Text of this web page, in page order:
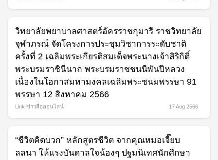
วิทยาลัยพยาบาลศาสตร์อัครราชกุมารี ราชวิทยาลัย
จุฬาภรณ์ จัดโครงการประชุมวิชาการระดับชาติ
ครั้งที่ 2 เฉลิมพระเกียรติสมเด็จพระนางเจ้าสิริกิติ์
พระบรมราชินีนาถ พระบรมราชชนนีพันปีหลวง
เนื่องในโอกาสมหามงคลเฉลิมพระชนมพรรษา 91
พรรษา 12 สิงหาคม 2566
Link ข่าวสื่อออนไลน์ 17 Aug 2566
“ชีวิตคิดบวก” หลักสูตรชีวิต จากคุณหมอเจี๊ยบ
ลลนา ให้แรงบันดาลใจน้องๆ ปฐมนิเทศนักศึกษา